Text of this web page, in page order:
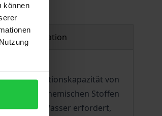
können
information
die Absorptionskapazität von
mit chemischen Stoffen
und Wasser erfordert,